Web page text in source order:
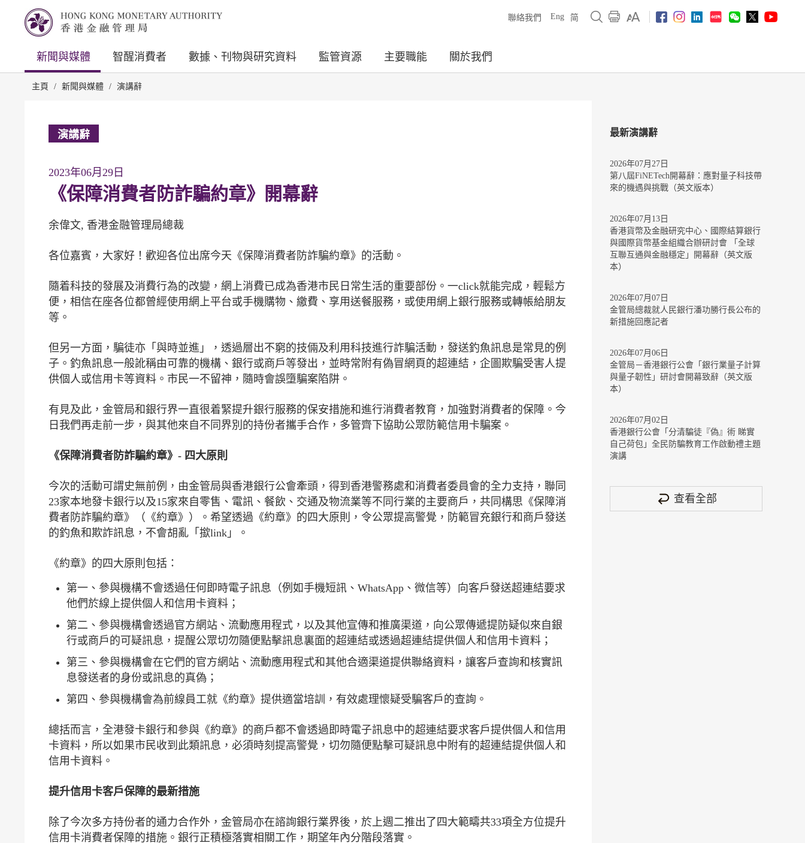
聯絡我們 Eng 简
新聞與媒體 智醒消費者 數據、刊物與研究資料 監管資源 主要職能 關於我們
主頁 / 新聞與媒體 / 演講辭
演講辭
2023年06月29日
《保障消費者防詐騙約章》開幕辭
余偉文, 香港金融管理局總裁
各位嘉賓，大家好！歡迎各位出席今天《保障消費者防詐騙約章》的活動。
隨着科技的發展及消費行為的改變，網上消費已成為香港市民日常生活的重要部份。一click就能完成，輕鬆方
便，相信在座各位都曾經使用網上平台或手機購物、繳費、享用送餐服務，或使用網上銀行服務或轉帳給朋友
等。
但另一方面，騙徒亦「與時並進」，透過層出不窮的技倆及利用科技進行詐騙活動，發送釣魚訊息是常見的例
子。釣魚訊息一般訛稱由可靠的機構、銀行或商戶等發出，並時常附有偽冒網頁的超連結，企圖欺騙受害人提
供個人或信用卡等資料。市民一不留神，隨時會誤墮騙案陷阱。
有見及此，金管局和銀行界一直很着緊提升銀行服務的保安措施和進行消費者教育，加強對消費者的保障。今
日我們再走前一步，與其他來自不同界別的持份者攜手合作，多管齊下協助公眾防範信用卡騙案。
《保障消費者防詐騙約章》- 四大原則
今次的活動可謂史無前例，由金管局與香港銀行公會牽頭，得到香港警務處和消費者委員會的全力支持，聯同
23家本地發卡銀行以及15家來自零售、電訊、餐飲、交通及物流業等不同行業的主要商戶，共同構思《保障消
費者防詐騙約章》（《約章》）。希望透過《約章》的四大原則，令公眾提高警覺，防範冒充銀行和商戶發送
的釣魚和欺詐訊息，不會胡亂「撳link」。
《約章》的四大原則包括：
第一、參與機構不會透過任何即時電子訊息（例如手機短訊、WhatsApp、微信等）向客戶發送超連結要求
他們於線上提供個人和信用卡資料；
第二、參與機構會透過官方網站、流動應用程式，以及其他宣傳和推廣渠道，向公眾傳遞提防疑似來自銀
行或商戶的可疑訊息，提醒公眾切勿隨便點擊訊息裏面的超連結或透過超連結提供個人和信用卡資料；
第三、參與機構會在它們的官方網站、流動應用程式和其他合適渠道提供聯絡資料，讓客戶查詢和核實訊
息發送者的身份或訊息的真偽；
第四、參與機構會為前線員工就《約章》提供適當培訓，有效處理懷疑受騙客戶的查詢。
總括而言，全港發卡銀行和參與《約章》的商戶都不會透過即時電子訊息中的超連結要求客戶提供個人和信用
卡資料，所以如果市民收到此類訊息，必須時刻提高警覺，切勿隨便點擊可疑訊息中附有的超連結提供個人和
信用卡資料。
提升信用卡客戶保障的最新措施
除了今次多方持份者的通力合作外，金管局亦在諮詢銀行業界後，於上週二推出了四大範疇共33項全方位提升
信用卡消費者保障的措施。銀行正積極落實相關工作，期望年內分階段落實。
最新演講辭
2026年07月27日
第八屆FiNETech開幕辭：應對量子科技帶
來的機遇與挑戰（英文版本）
2026年07月13日
香港貨幣及金融研究中心、國際結算銀行
與國際貨幣基金組織合辦研討會 「全球
互聯互通與金融穩定」開幕辭（英文版
本）
2026年07月07日
金管局總裁就人民銀行潘功勝行長公布的
新措施回應記者
2026年07月06日
金管局－香港銀行公會「銀行業量子計算
與量子韌性」研討會開幕致辭（英文版
本）
2026年07月02日
香港銀行公會「分清騙徒『偽』術 睇實
自己荷包」全民防騙教育工作啟動禮主題
演講
查看全部